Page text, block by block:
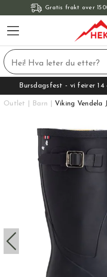
Gratis frakt over
Bursdagsfest - vi feirer
Outlet Barn Viking Vendela